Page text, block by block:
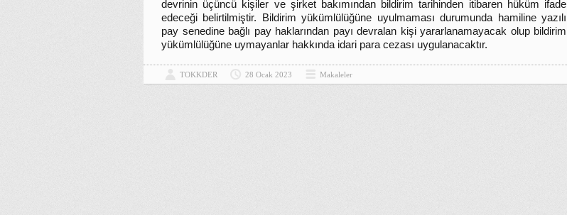
devrinin üçüncü kişiler ve şirket bakımından bildirim tarihinden itibaren hüküm ifade
edeceği belirtilmiştir. Bildirim yükümlülüğüne uyulmaması durumunda hamiline yazılı
pay senedine bağlı pay haklarından payı devralan kişi yararlanamayacak olup bildirim
yükümlülüğüne uymayanlar hakkında idari para cezası uygulanacaktır.
TOKKDER 28 Ocak 2023 Makaleler